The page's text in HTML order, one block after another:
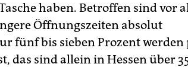
haben. Betroffen sind vor
Öffnungszeiten absolut
fünf bis sieben Prozent
das sind allein in Hessen über